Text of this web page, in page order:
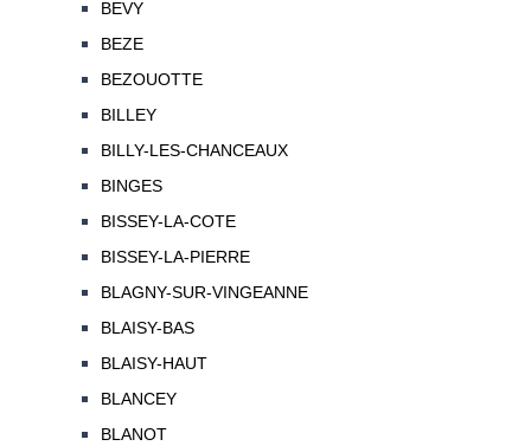
BEVY
BEZE
BEZOUOTTE
BILLEY
BILLY-LES-CHANCEAUX
BINGES
BISSEY-LA-COTE
BISSEY-LA-PIERRE
BLAGNY-SUR-VINGEANNE
BLAISY-BAS
BLAISY-HAUT
BLANCEY
BLANOT